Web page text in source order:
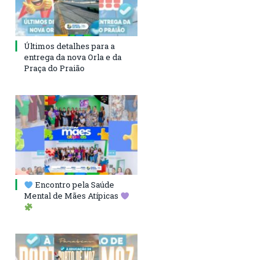
Últimos detalhes para a
entrega da nova Orla e da
Praça do Praião
Encontro pela Saúde
Mental de Mães Atípicas